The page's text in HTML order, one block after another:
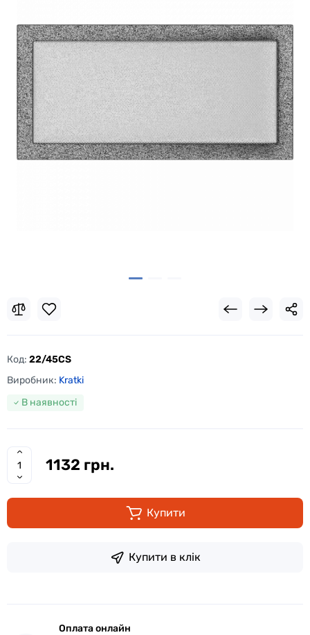
Код: 22/45CS
Виробник: Kratki
В наявності
1132 грн.
Купити
Купити в клік
Оплата онлайн